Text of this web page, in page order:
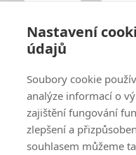
Nastavení
údajů
Soubory cookie
analýze informací o
zajištění fungování
zlepšení a
souhlasem můžeme